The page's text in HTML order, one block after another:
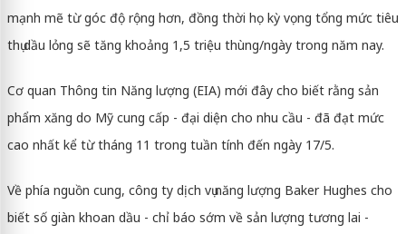
mạnh mẽ từ góc độ rộng hơn, đồng thời họ kỳ vọng tổng mức tiêu
thụ dầu lỏng sẽ tăng khoảng 1,5 triệu thùng/ngày trong năm nay.
Cơ quan Thông tin Năng lượng (EIA) mới đây cho biết rằng sản
phẩm xăng do Mỹ cung cấp - đại diện cho nhu cầu - đã đạt mức
cao nhất kể từ tháng 11 trong tuần tính đến ngày 17/5.
Về phía nguồn cung, công ty dịch vụ năng lượng Baker Hughes cho
biết số giàn khoan dầu - chỉ báo sớm về sản lượng tương lai -